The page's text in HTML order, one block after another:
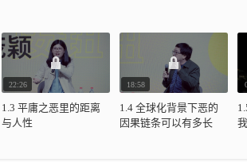
22:26
1.3 平庸之恶里的距离
与人性
18:58
1.4 全球化背景下恶的
因果链条可以有多长